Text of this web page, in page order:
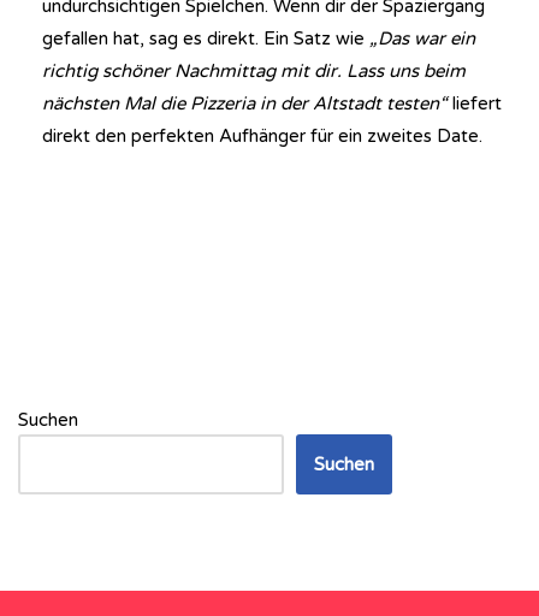
undurchsichtigen Spielchen. Wenn dir der Spaziergang
gefallen hat, sag es direkt. Ein Satz wie „Das war ein
richtig schöner Nachmittag mit dir. Lass uns beim
nächsten Mal die Pizzeria in der Altstadt testen“liefert
direkt den perfekten Aufhänger für ein zweites Date.
Suchen
Suchen